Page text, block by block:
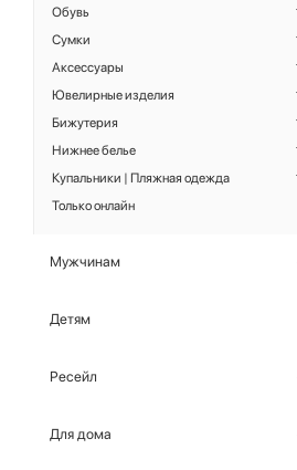
Обувь
Сумки
Аксессуары
Ювелирные изделия
Бижутерия
Нижнее белье
Купальники | Пляжная одежда
Только онлайн
Мужчинам
Детям
Ресейл
Для дома